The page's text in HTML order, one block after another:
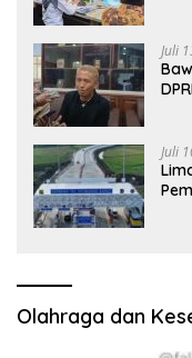
Juli
Juli
Olahraga dan